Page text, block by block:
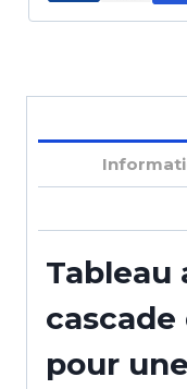
Tableau
cascade
pour